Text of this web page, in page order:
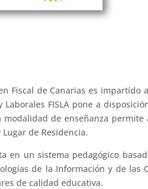
Fiscal de Canarias es impartido
FISLA pone a
modalidad de enseñanza
de Residencia.
en un sistema pedagógico
de la Información y de las
de calidad educativa.